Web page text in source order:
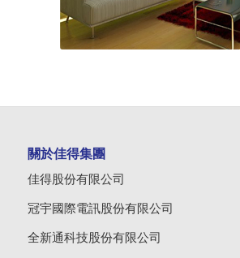
關於佳得集團
佳得股份有限公司
冠宇國際電訊股份有限公司
全新通科技股份有限公司